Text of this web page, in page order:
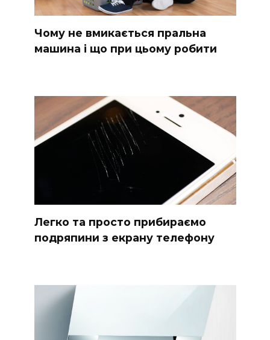
Чому не вмикається пральна
машина і що при цьому робити
Легко та просто прибираємо
подряпини з екрану телефону